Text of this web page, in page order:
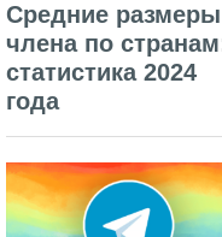
Средние размеры
члена по
статистика 2024
года